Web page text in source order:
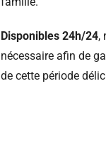
Disponibles 24h/24,
nécessaire afin de
de cette période